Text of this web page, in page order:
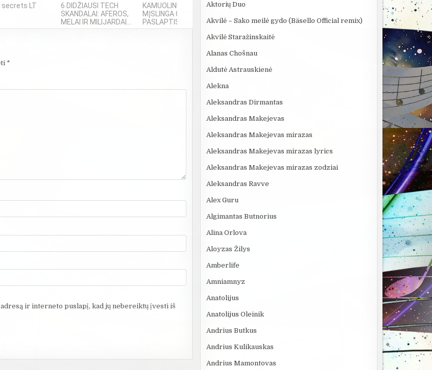
secrets LT
6 DIDŽIAUSI TECH
SKANDALAI: AFEROS,
MELAI IR MILIJARDAI...
KAMUOLINIS ŽAIBAS:
MĮSLINGA GAMTOS
PASLAPTIS
10 įtemptų, kraują
istorijų
„MIRĘS
KODĖL
INTERNETO
*
ir interneto puslapį, kad jų nebereiktų įvesti iš
Aktorių Duo
Akvilė – Sako meilė gydo (Bäsello Official remix)
Akvilė Staražinskaitė
Alanas Chošnau
Aldutė Astrauskienė
Alekna
Aleksandras Dirmantas
Aleksandras Makejevas
Aleksandras Makejevas mirazas
Aleksandras Makejevas mirazas lyrics
Aleksandras Makejevas mirazas zodziai
Aleksandras Ravve
Alex Guru
Algimantas Butnorius
Alina Orlova
Aloyzas Žilys
Amberlife
Amniamnyz
Anatolijus
Anatolijus Oleinik
Andrius Butkus
Andrius Kulikauskas
Andrius Mamontovas